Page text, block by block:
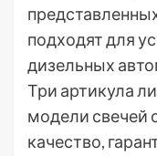
представленных
подходят для
дизельных
Три артикула
модели свечей
качество,